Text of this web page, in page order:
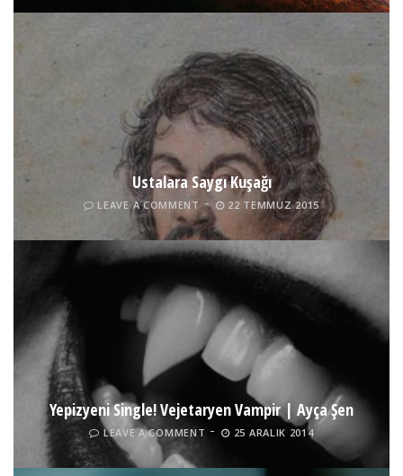
Ustalara Saygı Kuşağı
LEAVE A COMMENT 22 TEMMUZ 2015
Yepizyeni Single! Vejetaryen Vampir | Ayça Şen
LEAVE A COMMENT 25 ARALIK 2014